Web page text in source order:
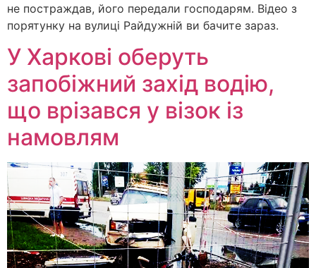
не постраждав, його передали господарям. Відео з
порятунку на вулиці Райдужній ви бачите зараз.
У Харкові оберуть
запобіжний захід водію,
що врізався у візок із
намовлям